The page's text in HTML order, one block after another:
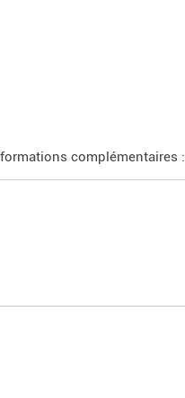
complémentaires :